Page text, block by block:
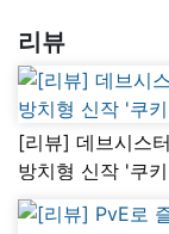
리뷰
[리뷰] 데브시스
방치형 신작 '쿠